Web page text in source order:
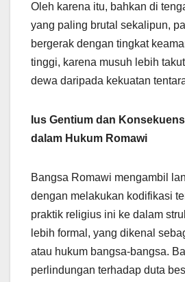
Oleh karena itu, bahkan di
yang paling brutal sekalipun,
bergerak dengan tingkat
tinggi, karena musuh lebih
dewa daripada kekuatan
Ius Gentium dan
dalam Hukum Romawi
Bangsa Romawi mengambil
dengan melakukan kodifikasi
praktik religius ini ke dalam
lebih formal, yang dikenal
atau hukum bangsa-bangsa.
perlindungan terhadap duta